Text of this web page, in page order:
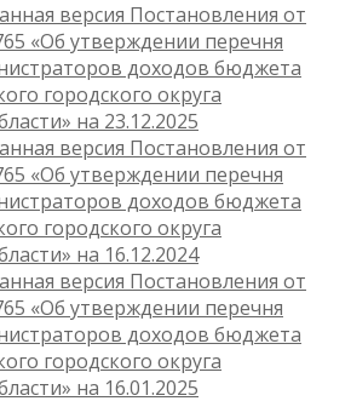
версия Постановления от
«Об утверждении перечня
доходов бюджета
городского округа
на 23.12.2025
версия Постановления от
«Об утверждении перечня
доходов бюджета
городского округа
на 16.12.2024
версия Постановления от
«Об утверждении перечня
доходов бюджета
городского округа
на 16.01.2025